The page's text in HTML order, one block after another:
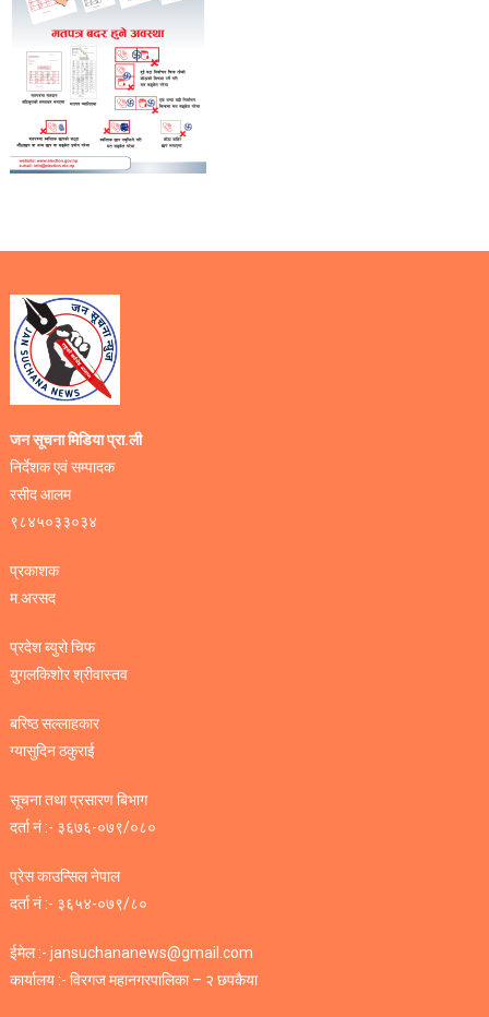
जन सूचना मिडिया प्रा.ली
निर्देशक एवं सम्पादक
रसीद आलम
९८४५०३३०३४
प्रकाशक
म.अरसद
प्रदेश ब्युरो चिफ
युगलकिशोर श्रीवास्तव
बरिष्ठ सल्लाहकार
ग्यासुदिन ठकुराई
सूचना तथा प्रसारण बिभाग
दर्ता नं :- ३६७६-०७९/०८०
प्रेस काउन्सिल नेपाल
दर्ता नं :- ३६५४-०७९/८०
ईमेल :- jansuchananews@gmail.com
कार्यालय :- विरगज महानगरपालिका – २ छपकैया